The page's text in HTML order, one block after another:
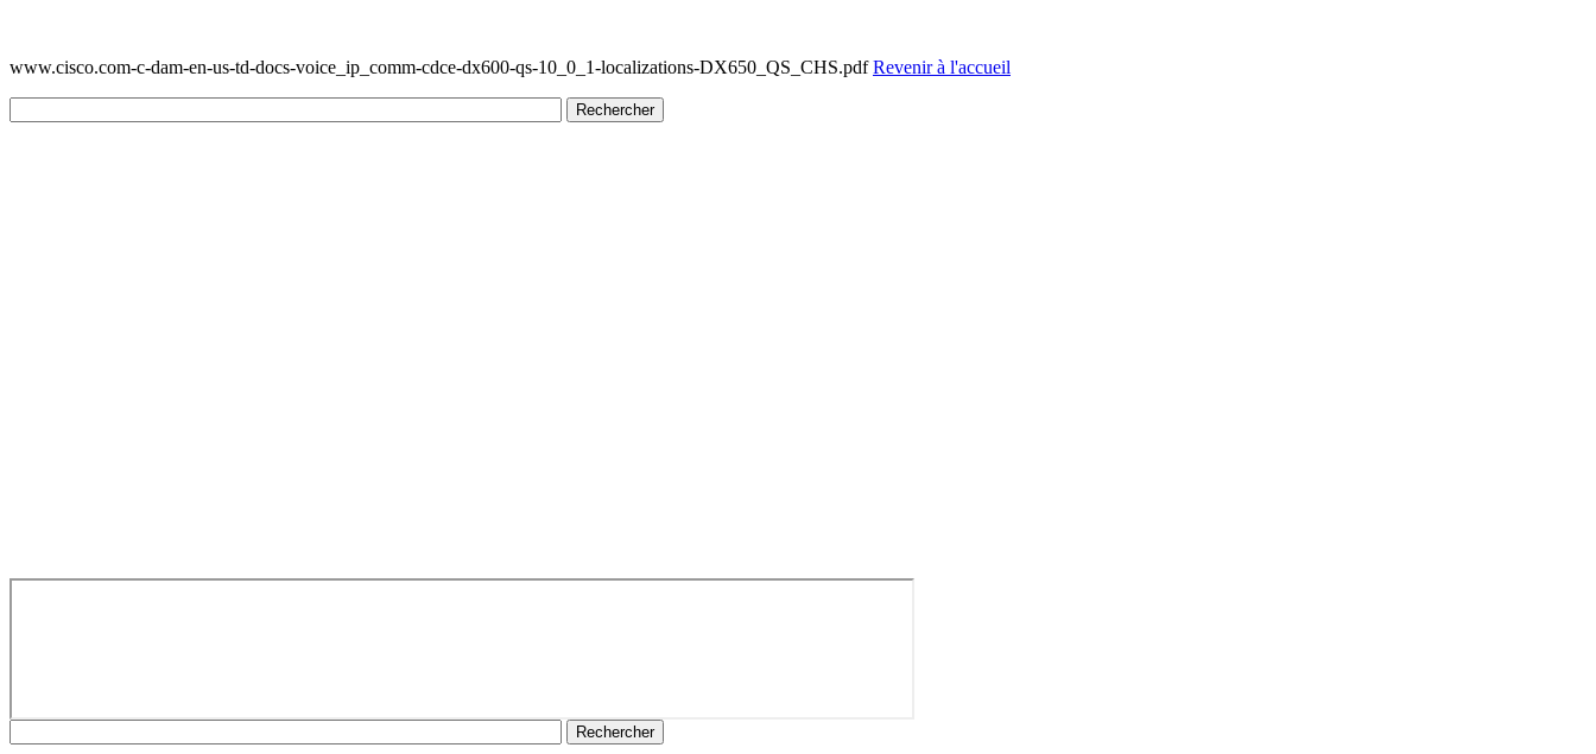
www.cisco.com-c-dam-en-us-td-docs-voice_ip_comm-cdce-dx600-qs-10_0_1-localizations-DX650_QS_CHS.pdfRevenir à l'accueil